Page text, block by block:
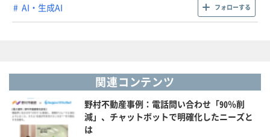
AI・生成AI フォローする
関連コンテンツ
野村不動産事例：電話問い合わせ「90％削
減」、チャットボットで明確化したニーズと
は